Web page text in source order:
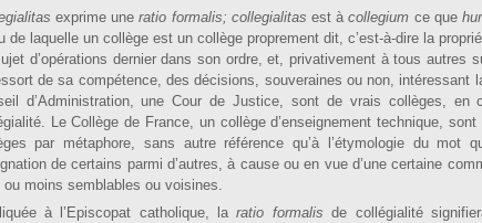
exprime uneratio formalis; collegiali­tas est àcollegium ce que
de laquelle un collège est un collège proprement dit, c’est-à-dire la
d’opérations dernier dans son ordre, et, privativement à tous autres
de sa compétence, des décisions, souveraines ou non, inté­ressant
d’Administration, une Cour de Justice, sont de vrais collèges, en
Le Collège de France, un collège d’enseigne­ment technique,
par métaphore, sans autre référence qu’à l’étymologie du mot
de certains parmi d’autres, à cause ou en vue d’une certaine
ou moins semblables ou voisines.
à l’Episcopat catholique, laratio formalisde collégialité